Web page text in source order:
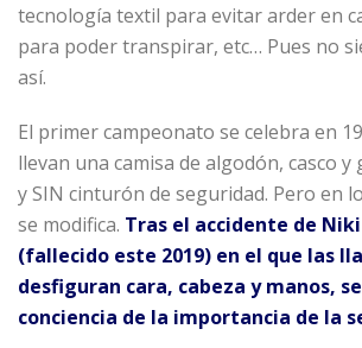
tecnología textil para evitar arder en
para poder transpirar, etc… Pues no
así.
El primer campeonato se celebra en
llevan una camisa de algodón, casco
y SIN cinturón de seguridad. Pero en
se modifica. Tras el accidente de
(fallecido este 2019) en el que las
desfiguran cara, cabeza y manos,
conciencia de la importancia de la